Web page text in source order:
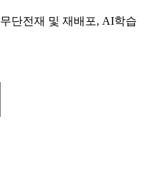
단전재 및 재배포, AI학습